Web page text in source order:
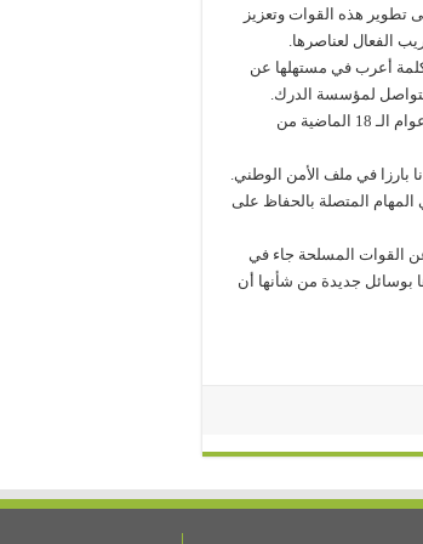
تطوير هذه القوات وتعزيز
الفعال لعناصرها.
كلمة أعرب في مستهلها عن
لمؤسسة الدرك.
واستعرض فيها ، الخطوط العريضة للانجازات الميدانية التي حققتها قوات الدرك خلال الأعوام الـ 18 الماضية من
بارزا في ملف الأمن الوطني.
المتصلة بالحفاظ على
عن القوات المسلحة جاء في
بوسائل جديدة من شأنها أن